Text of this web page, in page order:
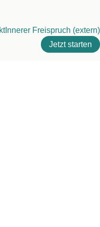
Innerer Freispruch (extern)
Jetzt starten